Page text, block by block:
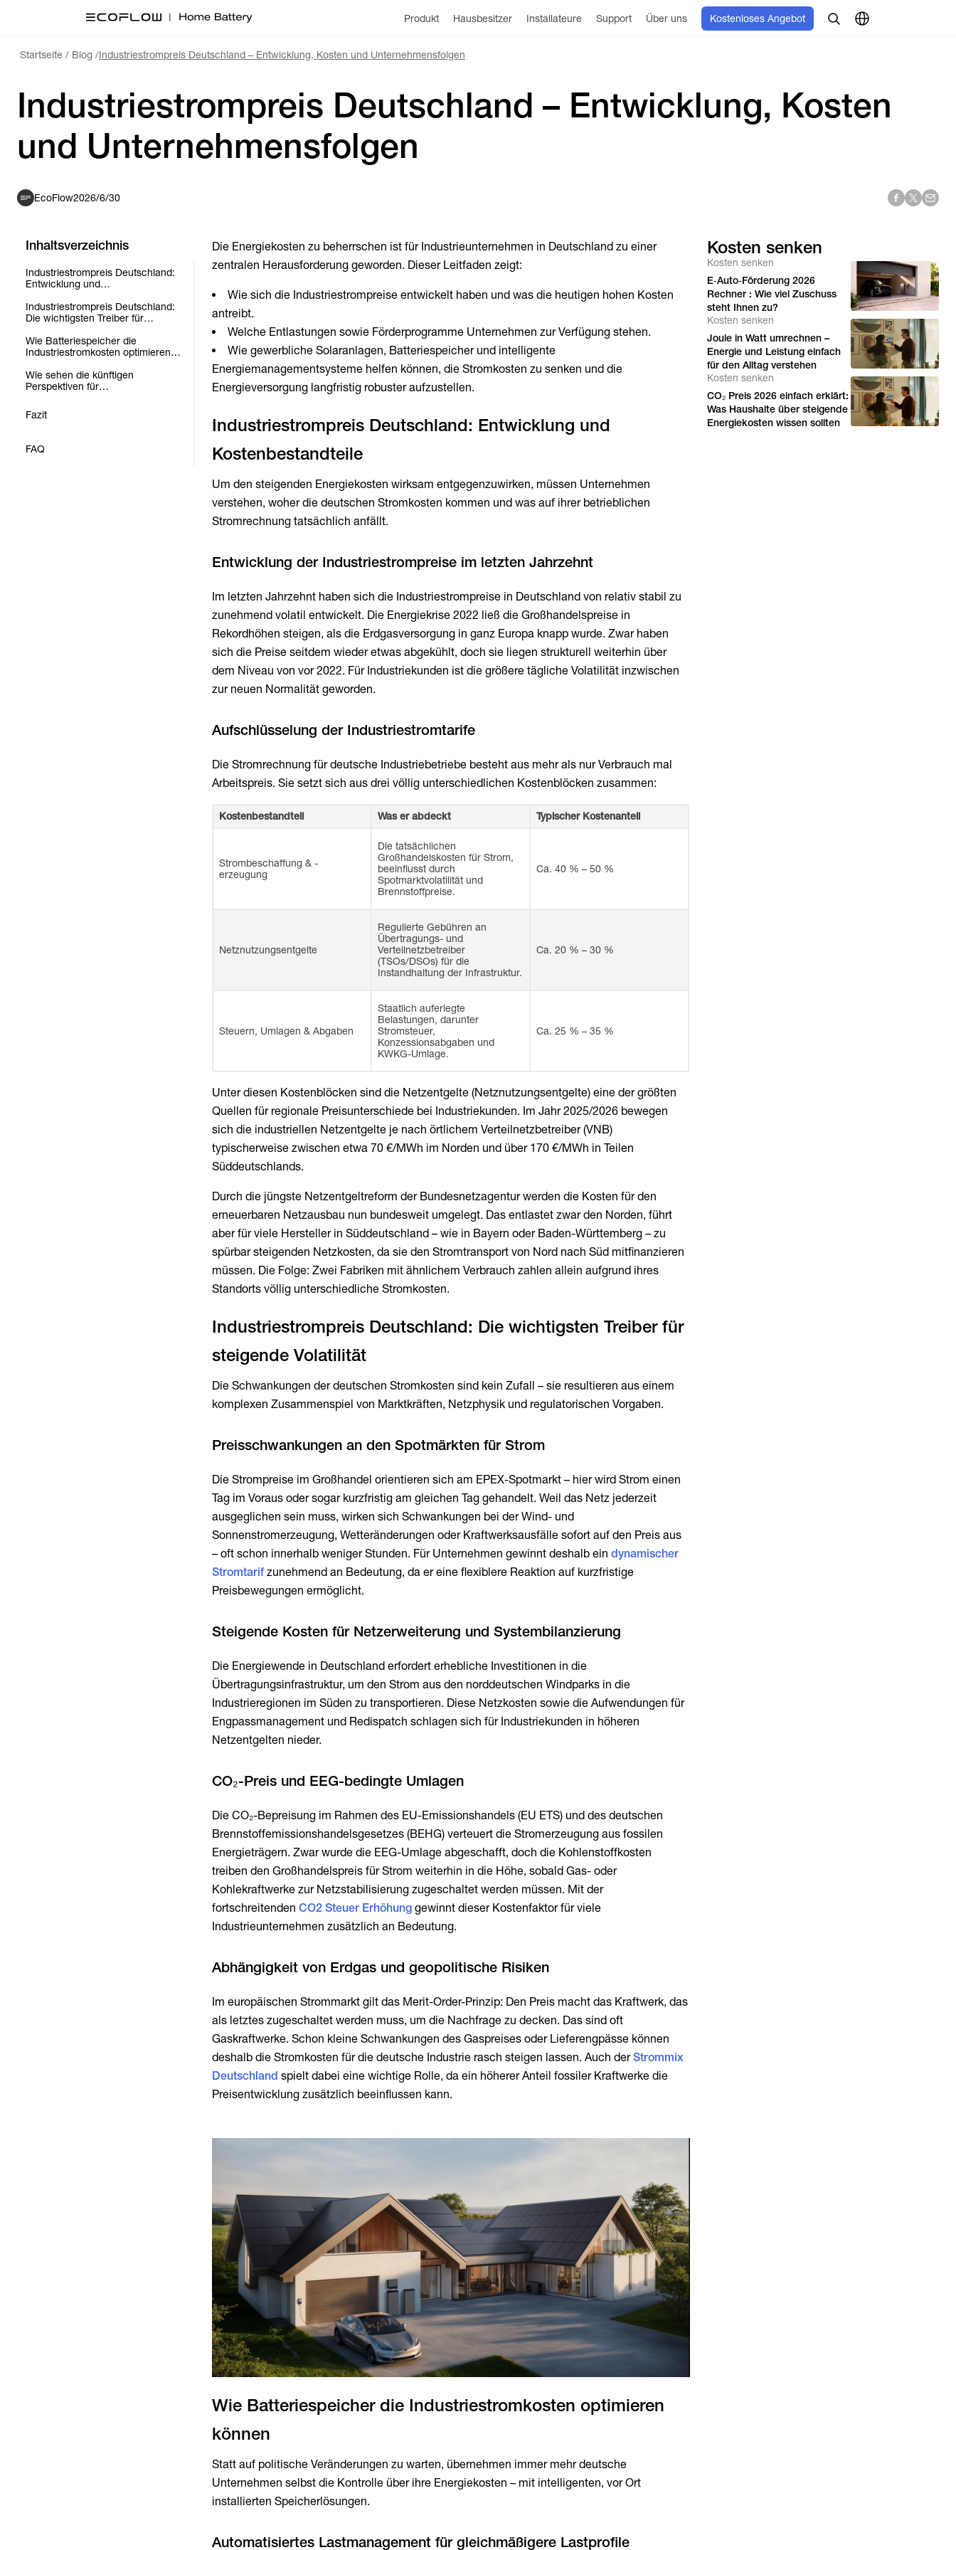
Produkt Hausbesitzer Installateure Support Über uns Kostenloses Angebot
Startseite / Blog /Industriestrompreis Deutschland – Entwicklung, Kosten und Unternehmensfolgen
Industriestrompreis Deutschland – Entwicklung, Kosten
und Unternehmensfolgen
EcoFlow2026/6/30
Inhaltsverzeichnis
Industriestrompreis Deutschland:
Entwicklung und
Industriestrompreis Deutschland:
Die wichtigsten Treiber für
Wie Batteriespeicher die
Industriestromkosten optimieren
Wie sehen die künftigen
Perspektiven für
Deutschland aus?
Fazit
FAQ
Die Energiekosten zu beherrschen ist für Industrieunternehmen in Deutschland zu einer
zentralen Herausforderung geworden. Dieser Leitfaden zeigt:
Wie sich die Industriestrompreise entwickelt haben und was die heutigen hohen Kosten
antreibt.
Welche Entlastungen sowie Förderprogramme Unternehmen zur Verfügung stehen.
Wie gewerbliche Solaranlagen, Batteriespeicher und intelligente
Energiemanagementsysteme helfen können, die Stromkosten zu senken und die
Energieversorgung langfristig robuster aufzustellen.
Industriestrompreis Deutschland: Entwicklung und
Um den steigenden Energiekosten wirksam entgegenzuwirken, müssen Unternehmen
verstehen, woher die deutschen Stromkosten kommen und was auf ihrer betrieblichen
Stromrechnung tatsächlich anfällt.
Im letzten Jahrzehnt haben sich die Industriestrompreise in Deutschland von relativ stabil zu
zunehmend volatil entwickelt. Die Energiekrise 2022 ließ die Großhandelspreise in
Rekordhöhen steigen, als die Erdgasversorgung in ganz Europa knapp wurde. Zwar haben
sich die Preise seitdem wieder etwas abgekühlt, doch sie liegen strukturell weiterhin über
dem Niveau von vor 2022. Für Industriekunden ist die größere tägliche Volatilität inzwischen
zur neuen Normalität geworden.
Aufschlüsselung der Industriestromtarife
Die Stromrechnung für deutsche Industriebetriebe besteht aus mehr als nur Verbrauch mal
Arbeitspreis. Sie setzt sich aus drei völlig unterschiedlichen Kostenblöcken zusammen:
Kostenbestandteil Was er abdeckt Typischer Kostenanteil
Strombeschaffung & -
erzeugung
Die tatsächlichen
Großhandelskosten für Strom,
beeinflusst durch
Spotmarktvolatilität und
Brennstoffpreise.
Ca. 40 % – 50 %
Netznutzungsentgelte
Regulierte Gebühren an
Übertragungs- und
Verteilnetzbetreiber
(TSOs/DSOs) für die
Instandhaltung der Infrastruktur.
Ca. 20 % – 30 %
Steuern, Umlagen & Abgaben
Staatlich auferlegte
Belastungen, darunter
Stromsteuer,
Konzessionsabgaben und
KWKG-Umlage.
Ca. 25 % – 35 %
Unter diesen Kostenblöcken sind die Netzentgelte (Netznutzungsentgelte) eine der größten
Quellen für regionale Preisunterschiede bei Industriekunden. Im Jahr 2025/2026 bewegen
sich die industriellen Netzentgelte je nach örtlichem Verteilnetzbetreiber (VNB)
typischerweise zwischen etwa 70 €/MWh im Norden und über 170 €/MWh in Teilen
Süddeutschlands.
Durch die jüngste Netzentgeltreform der Bundesnetzagentur werden die Kosten für den
erneuerbaren Netzausbau nun bundesweit umgelegt. Das entlastet zwar den Norden, führt
aber für viele Hersteller in Süddeutschland – wie in Bayern oder Baden-Württemberg – zu
spürbar steigenden Netzkosten, da sie den Stromtransport von Nord nach Süd mitfinanzieren
müssen. Die Folge: Zwei Fabriken mit ähnlichem Verbrauch zahlen allein aufgrund ihres
Standorts völlig unterschiedliche Stromkosten.
Industriestrompreis Deutschland: Die wichtigsten Treiber für
Die Schwankungen der deutschen Stromkosten sind kein Zufall – sie resultieren aus einem
komplexen Zusammenspiel von Marktkräften, Netzphysik und regulatorischen Vorgaben.
Die Strompreise im Großhandel orientieren sich am EPEX-Spotmarkt – hier wird Strom einen
Tag im Voraus oder sogar kurzfristig am gleichen Tag gehandelt. Weil das Netz jederzeit
ausgeglichen sein muss, wirken sich Schwankungen bei der Wind- und
Sonnenstromerzeugung, Wetteränderungen oder Kraftwerksausfälle sofort auf den Preis aus
– oft schon innerhalb weniger Stunden. Für Unternehmen gewinnt deshalb eindynamischer
Stromtarif zunehmend an Bedeutung, da er eine flexiblere Reaktion auf kurzfristige
Preisbewegungen ermöglicht.
Steigende Kosten für Netzerweiterung und Systembilanzierung
Die Energiewende in Deutschland erfordert erhebliche Investitionen in die
Übertragungsinfrastruktur, um den Strom aus den norddeutschen Windparks in die
Industrieregionen im Süden zu transportieren. Diese Netzkosten sowie die Aufwendungen für
Engpassmanagement und Redispatch schlagen sich für Industriekunden in höheren
Netzentgelten nieder.
CO₂-Preis und EEG-bedingte Umlagen
Die CO₂-Bepreisung im Rahmen des EU-Emissionshandels (EU ETS) und des deutschen
Brennstoffemissionshandelsgesetzes (BEHG) verteuert die Stromerzeugung aus fossilen
Energieträgern. Zwar wurde die EEG-Umlage abgeschafft, doch die Kohlenstoffkosten
treiben den Großhandelspreis für Strom weiterhin in die Höhe, sobald Gas- oder
Kohlekraftwerke zur Netzstabilisierung zugeschaltet werden müssen. Mit der
fortschreitendenCO2 Steuer Erhöhung gewinnt dieser Kostenfaktor für viele
Industrieunternehmen zusätzlich an Bedeutung.
Im europäischen Strommarkt gilt das Merit-Order-Prinzip: Den Preis macht das Kraftwerk, das
als letztes zugeschaltet werden muss, um die Nachfrage zu decken. Das sind oft
Gaskraftwerke. Schon kleine Schwankungen des Gaspreises oder Lieferengpässe können
deshalb die Stromkosten für die deutsche Industrie rasch steigen lassen. Auch derStrommix
Deutschland spielt dabei eine wichtige Rolle, da ein höherer Anteil fossiler Kraftwerke die
Preisentwicklung zusätzlich beeinflussen kann.
Wie Batteriespeicher die Industriestromkosten optimieren
Statt auf politische Veränderungen zu warten, übernehmen immer mehr deutsche
Unternehmen selbst die Kontrolle über ihre Energiekosten – mit intelligenten, vor Ort
installierten Speicherlösungen.
Automatisiertes Lastmanagement für gleichmäßigere Lastprofile
Kosten senken
Kosten senken
E‑Auto‑Förderung 2026
Rechner : Wie viel Zuschuss
steht Ihnen zu?
Kosten senken
Joule in Watt umrechnen –
Energie und Leistung einfach
für den Alltag verstehen
Kosten senken
CO₂ Preis 2026 einfach erklärt:
Was Haushalte über steigende
Energiekosten wissen sollten